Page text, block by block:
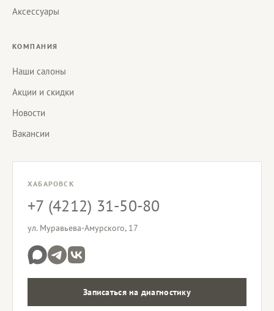
Аксессуары
КОМПАНИЯ
Наши салоны
Акции и скидки
Новости
Вакансии
ХАБАРОВСК
+7 (4212) 31-50-80
ул. Муравьева-Амурского, 17
Записаться на диагностику